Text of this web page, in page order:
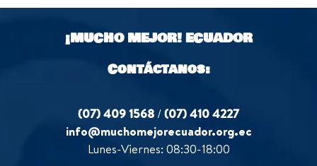
5
t
¡MUCHO MEJOR!ECUADOR
Contáctanos:
(07) 409 1568 /(07) 410 4227
info@muchomejorecuador.org.ec
Lunes-Viernes: 08:30-18:00